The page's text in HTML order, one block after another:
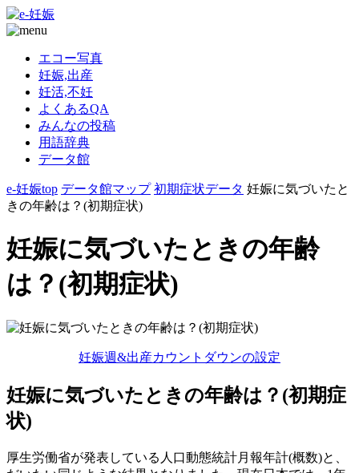
エコー写真
妊娠,出産
妊活,不妊
よくあるQA
みんなの投稿
用語辞典
データ館
e-妊娠top データ館マップ 初期症状データ 妊娠に気づいたと
きの年齢は？(初期症状)
妊娠に気づいたときの年齢
は？(初期症状)
妊娠週&出産カウントダウンの設定
妊娠に気づいたときの年齢は？(初期症
状)
厚生労働省が発表している人口動態統計月報年計(概数)と、